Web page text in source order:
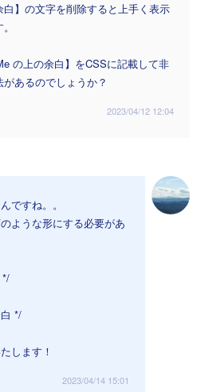
白】の文字を削除すると上手く表示
の上の余白】をCSSに記載して非
あるのでしょうか？
2023/04/12 12:04
ですね。。
ような形にする必要があ
*/
*/
します！
2023/04/14 15:01